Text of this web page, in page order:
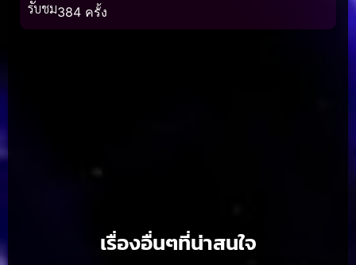
รับชม384 ครั้ง
เรื่องอื่นๆที่น่าสนใจ